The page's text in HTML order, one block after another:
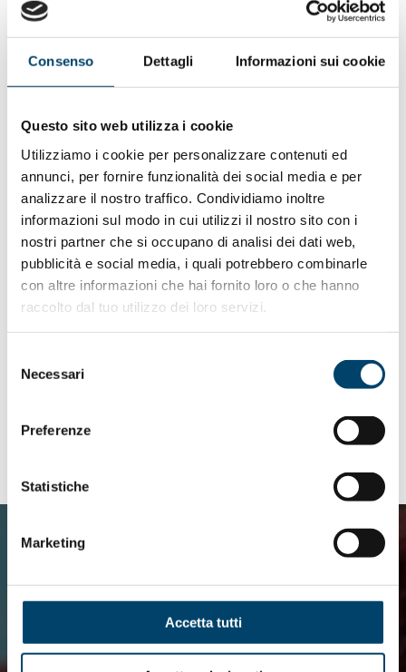
Consenso Dettagli Informazioni sui cookie
Questo sito web utilizza i cookie
Utilizziamo i cookie per personalizzare contenuti ed
annunci, per fornire funzionalità dei social media e per
analizzare il nostro traffico. Condividiamo inoltre
informazioni sul modo in cui utilizzi il nostro sito con i
nostri partner che si occupano di analisi dei dati web,
pubblicità e social media, i quali potrebbero combinarle
con altre informazioni che hai fornito loro o che hanno
raccolto dal tuo utilizzo dei loro servizi.
delNecessari
Preferenze
Statistiche
Marketing
Accetta tutti
abbiamo parlato con la
Dott.ssa Maria Luisa Brandi,
Presidente Fondazione FIRMO per la prevenzione e la